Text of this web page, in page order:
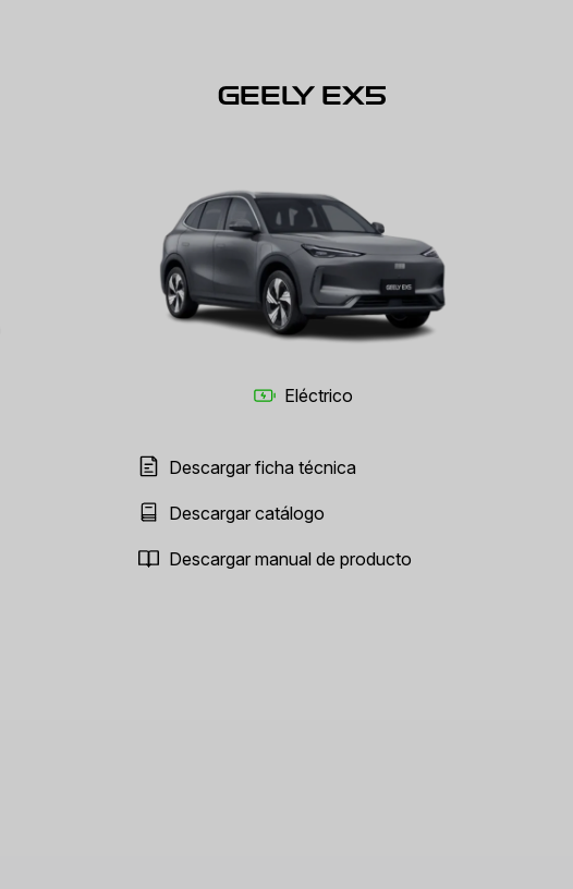
GEELY EX5
Eléctrico
Descargar ficha técnica
Descargar catálogo
Descargar manual de producto